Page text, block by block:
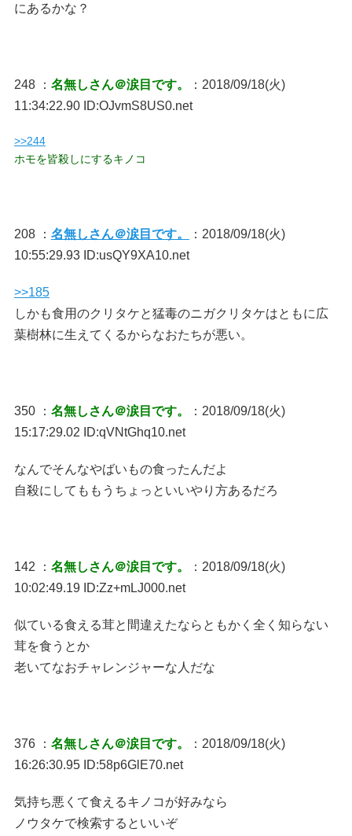
にあるかな？
248 ： 名無しさん＠涙目です。
：2018/09/18(火)
11:34:22.90 ID:OJvmS8US0.net
>>244
ホモを皆殺しにするキノコ
208 ： 名無しさん＠涙目です。
：2018/09/18(火)
10:55:29.93 ID:usQY9XA10.net
>>185
しかも食用のクリタケと猛毒のニガクリタケはともに広
葉樹林に生えてくるからなおたちが悪い。
350 ： 名無しさん＠涙目です。
：2018/09/18(火)
15:17:29.02 ID:qVNtGhq10.net
なんでそんなやばいもの食ったんだよ
自殺にしてももうちょっといいやり方あるだろ
142 ： 名無しさん＠涙目です。
：2018/09/18(火)
10:02:49.19 ID:Zz+mLJ000.net
似ている食える茸と間違えたならともかく全く知らない
茸を食うとか
老いてなおチャレンジャーな人だな
376 ： 名無しさん＠涙目です。
：2018/09/18(火)
16:26:30.95 ID:58p6GlE70.net
気持ち悪くて食えるキノコが好みなら
ノウタケで検索するといいぞ